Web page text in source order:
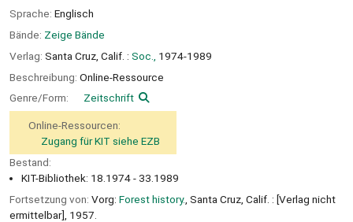
Sprache: Englisch
Bände: Zeige Bände
Verlag: Santa Cruz, Calif. : Soc.,
1974-1989
Beschreibung: Online-Ressource
Genre/Form:
Zeitschrift
Online-Ressourcen:
Zugang für KIT siehe EZB
Bestand:
KIT-Bibliothek: 18.1974 - 33.1989
Fortsetzung von: Vorg: Forest history. , Santa Cruz, Calif. : [Verlag nicht
ermittelbar], 1957.